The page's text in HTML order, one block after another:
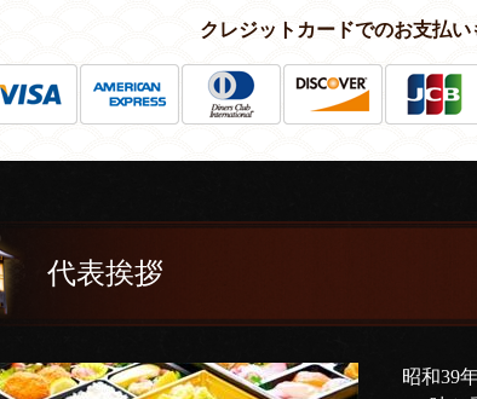
クレジットカードでのお支払い
代表挨拶
昭和39